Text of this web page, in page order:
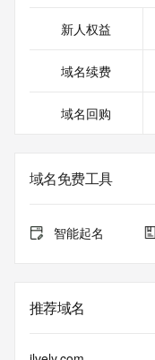
新人权益
域名续费
域名回购
域名免费工具
智能起名
推荐域名